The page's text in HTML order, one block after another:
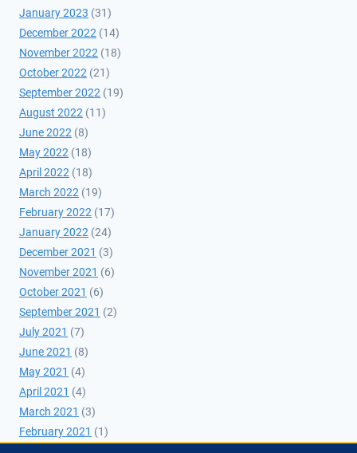
January 2023 (31)
December 2022 (14)
November 2022 (18)
October 2022 (21)
September 2022 (19)
August 2022 (11)
June 2022 (8)
May 2022 (18)
April 2022 (18)
March 2022 (19)
February 2022 (17)
January 2022 (24)
December 2021 (3)
November 2021 (6)
October 2021 (6)
September 2021 (2)
July 2021 (7)
June 2021 (8)
May 2021 (4)
April 2021 (4)
March 2021 (3)
February 2021 (1)